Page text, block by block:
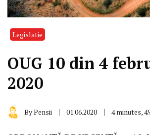
Legislatie
OUG 10 din 4
2020
ByPensii 01.06.2020 4 minutes,